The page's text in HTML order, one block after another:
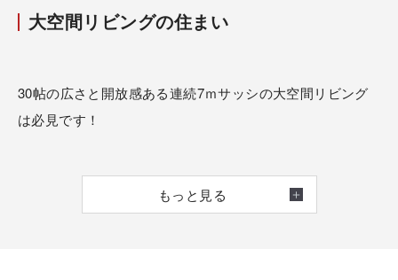
大空間リビングの住まい
もっと見る
30帖の広さと開放感ある連続7ｍサッシの大空間リビング
は必見です！
見学は完全予約制とさせて頂きます。
ネット申込またはお電話でのご予約をお待ちしておりま